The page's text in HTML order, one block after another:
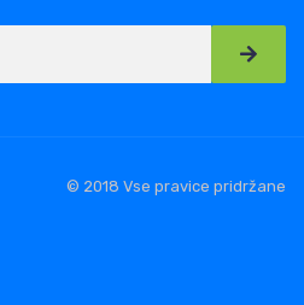
© 2018 Vse pravice pridržane